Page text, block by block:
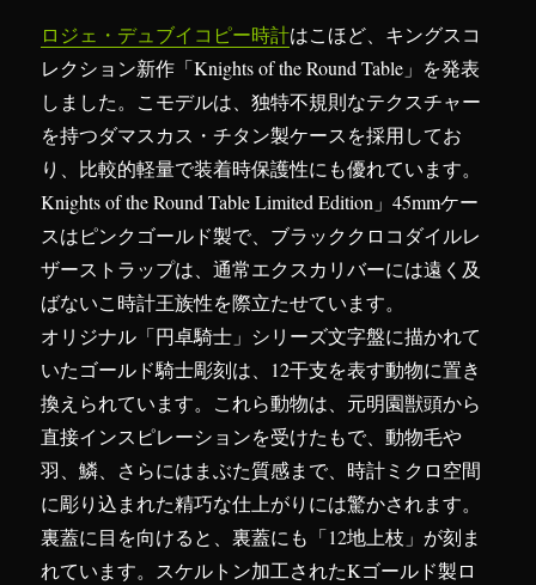
ロジェ・デュブイコピー時計はこほど、キングスコ
レクション新作「Knights of the Round Table」を発表
しました。こモデルは、独特不規則なテクスチャー
を持つダマスカス・チタン製ケースを採用してお
り、比較的軽量で装着時保護性にも優れています。
Knights of the Round Table Limited Edition」45mmケー
スはピンクゴールド製で、ブラッククロコダイルレ
ザーストラップは、通常エクスカリバーには遠く及
ばないこ時計王族性を際立たせています。
オリジナル「円卓騎士」シリーズ文字盤に描かれて
いたゴールド騎士彫刻は、12干支を表す動物に置き
換えられています。これら動物は、元明園獣頭から
直接インスピレーションを受けたもで、動物毛や
羽、鱗、さらにはまぶた質感まで、時計ミクロ空間
に彫り込まれた精巧な仕上がりには驚かされます。
裏蓋に目を向けると、裏蓋にも「12地上枝」が刻ま
れています。スケルトン加工されたKゴールド製ロ